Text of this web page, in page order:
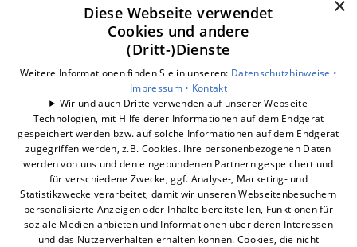
Barrierefreiheitserklärung
smart-box
Photovoltaik
Dynamischer Stromtarif
E-Mobilität
Unternehmen
×
Diese Webseite verwendet
Cookies und andere
(Dritt-)Dienste
Weitere Informationen finden Sie in unseren: Datenschutzhinweise •
Impressum • Kontakt
Wir und auch Dritte verwenden auf unserer Webseite
Technologien, mit Hilfe derer Informationen auf dem Endgerät
gespeichert werden bzw. auf solche Informationen auf dem Endgerät
zugegriffen werden, z.B. Cookies. Ihre personenbezogenen Daten
werden von uns und den eingebundenen Partnern gespeichert und
für verschiedene Zwecke, ggf. Analyse-, Marketing- und
Statistikzwecke verarbeitet, damit wir unseren Webseitenbesuchern
personalisierte Anzeigen oder Inhalte bereitstellen, Funktionen für
soziale Medien anbieten und Informationen über deren Interessen
und das Nutzerverhalten erhalten können. Cookies, die nicht